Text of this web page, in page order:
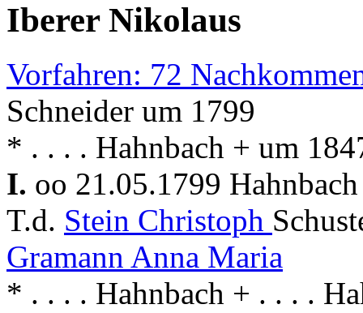
Iberer Nikolaus
Vorfahren: 72
Schneider um 1799
* . . . . Hahnbach + um
I. oo 21.05.1799
T.d. Stein Christoph
Gramann Anna Maria
* . . . . Hahnbach + . . . .